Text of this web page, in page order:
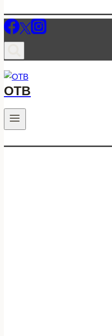
ОТВ